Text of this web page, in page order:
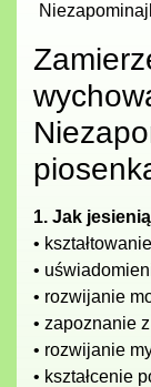
1. Jak
•
•
• rozwijanie
• zapoznanie
• rozwijanie
• kształcenie